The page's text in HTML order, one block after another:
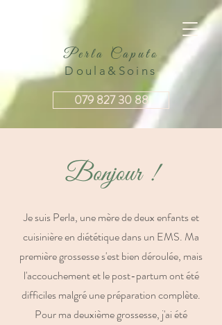
079 827 30 88
Perla Caputo
Doula&Soins
Bonjour !
Je suis Perla, une mère de deux enfants et
cuisinière en diététique dans un EMS. Ma
première grossesse s'est bien déroulée, mais
l'accouchement et le post-partum ont été
difficiles malgré une préparation complète.
Pour ma deuxième grossesse, j'ai été